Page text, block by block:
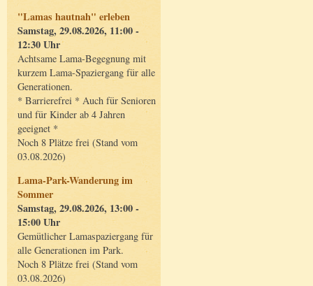
"Lamas hautnah" erleben
Samstag, 29.08.2026, 11:00 -
12:30 Uhr
Achtsame Lama-Begegnung mit
kurzem Lama-Spaziergang für alle
Generationen.
* Barrierefrei * Auch für Senioren
und für Kinder ab 4 Jahren
geeignet *
Noch 8 Plätze frei (Stand vom
03.08.2026)
Lama-Park-Wanderung im
Sommer
Samstag, 29.08.2026, 13:00 -
15:00 Uhr
Gemütlicher Lamaspaziergang für
alle Generationen im Park.
Noch 8 Plätze frei (Stand vom
03.08.2026)